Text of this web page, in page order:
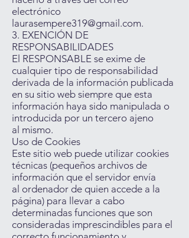
electrónico
laurasempere319@gmail.com.
3. EXENCIÓN DE
RESPONSABILIDADES
El RESPONSABLE se exime de
cualquier tipo de responsabilidad
derivada de la información publicada
en su sitio web siempre que esta
información haya sido manipulada o
introducida por un tercero ajeno
al mismo.
Uso de Cookies
Este sitio web puede utilizar cookies
técnicas (pequeños archivos de
información que el servidor envía
al ordenador de quien accede a la
página) para llevar a cabo
determinadas funciones que son
consideradas imprescindibles para el